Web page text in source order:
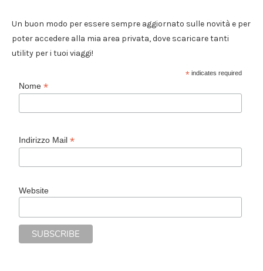
Un buon modo per essere sempre aggiornato sulle novità e per
poter accedere alla mia area privata, dove scaricare tanti
utility per i tuoi viaggi!
* indicates required
Nome*
Indirizzo Mail*
Website